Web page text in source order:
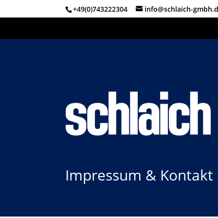
+49(0)743222304 info@schlaich-
Impressum & Kontakt